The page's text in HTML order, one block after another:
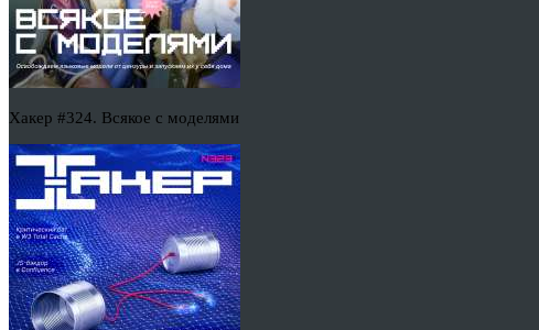
Хакер #324. Всякое с моделями